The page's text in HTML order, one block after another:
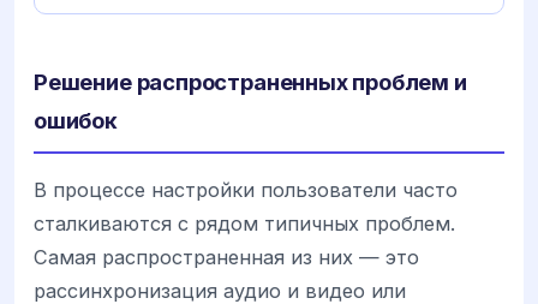
Решение распространенных проблем и
ошибок
В процессе настройки пользователи часто
сталкиваются с рядом типичных проблем.
Самая распространенная из них — это
рассинхронизация аудио и видео или